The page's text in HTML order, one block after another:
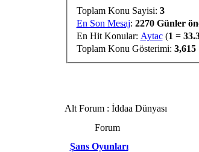
gaziantep
escort
Toplam Konu Sayisi: 3
En Son Mesaj: 2270 Günler
En Hit Konular: Aytac(1 =
Toplam Konu Gösterimi: 3,615
Alt Forum: İddaa Dünyası
Forum
Şans Oyunları